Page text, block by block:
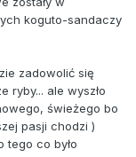
koguto-sandaczy
zadowolić się
ryby... ale wyszło
świeżego bo
pasji chodzi )
tego co było